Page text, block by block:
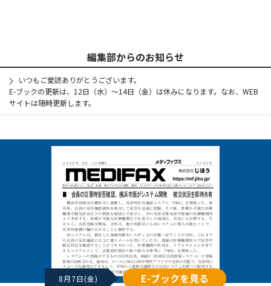
編集部からのお知らせ
いつもご愛読ありがとうございます。
E-ブックの更新は、12日（水）～14日（金）は休みになります。なお、WEB
サイトは随時更新します。
8月7日(金) E-ブックを見る